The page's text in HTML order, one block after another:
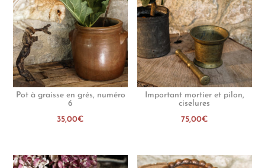
Pot à graisse en grés, numéro
6
35,00€
Important mortier et pilon,
ciselures
75,00€